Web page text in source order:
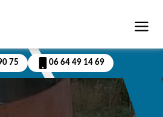
75 06 64 49 14 69